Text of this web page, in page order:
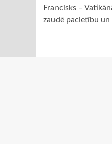
Francisks –
zaudē pacietību un